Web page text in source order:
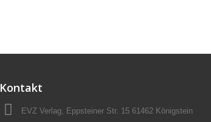
Kontakt
EVZ Verlag, Eppsteiner Str. 15 61462 Königstein